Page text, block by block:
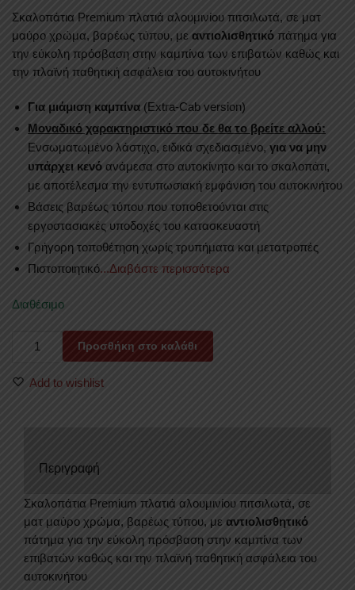
Σκαλοπάτια Premium πλατιά αλουμινίου πιτσιλωτά, σε ματ
μαύρο χρώμα, βαρέως τύπου, με αντιολισθητικό πάτημα για
την εύκολη πρόσβαση στην καμπίνα των επιβατών καθώς και
την πλαϊνή παθητική ασφάλεια του αυτοκινήτου
Για μιάμιση καμπίνα (Extra-Cab version)
Μοναδικό χαρακτηριστικό που δε θα το βρείτε αλλού:
Ενσωματωμένο λάστιχο, ειδικά σχεδιασμένο, για να μην
υπάρχει κενό ανάμεσα στο αυτοκίνητο και το σκαλοπάτι,
με αποτέλεσμα την εντυπωσιακή εμφάνιση του αυτοκινήτου
Βάσεις βαρέως τύπου που τοποθετούνται στις
εργοστασιακές υποδοχές του κατασκευαστή
Γρήγορη τοποθέτηση χωρίς τρυπήματα και μετατροπές
Πιστοποιητικό...Διαβάστε περισσότερα
Διαθέσιμο
ΣΚΑΛΟΠΑΤΙΑ
224BL
Προσθήκη στο καλάθι
Add to wishlist
Περιγραφή
Σκαλοπάτια Premium πλατιά αλουμινίου πιτσιλωτά, σε
ματ μαύρο χρώμα, βαρέως τύπου, με αντιολισθητικό
πάτημα για την εύκολη πρόσβαση στην καμπίνα των
επιβατών καθώς και την πλαϊνή παθητική ασφάλεια του
αυτοκινήτου